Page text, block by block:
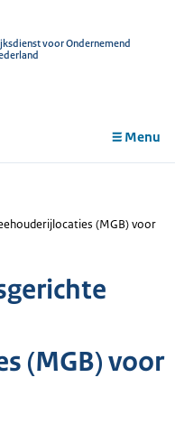
voor Ondernemend
Menu
(MGB) voor
(MGB) voor